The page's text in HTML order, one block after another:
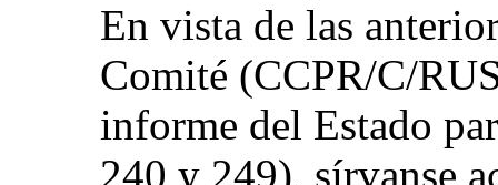
En vista de las
Comité (CCPR/C/
informe del Estado
240 y 249), sírvanse